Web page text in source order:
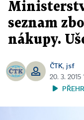
seznam
nákupy.
ČTK, jsf
20. 3. 2015